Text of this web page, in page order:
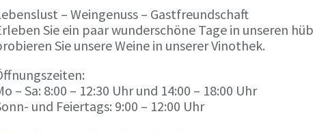
– Weingenuss – Gastfreundschaft
Sie ein paar wunderschöne Tage in unseren
Sie unsere Weine in unserer Vinothek.
– Sa: 8:00 – 12:30 Uhr und 14:00 – 18:00 Uhr
und Feiertags: 9:00 – 12:00 Uhr